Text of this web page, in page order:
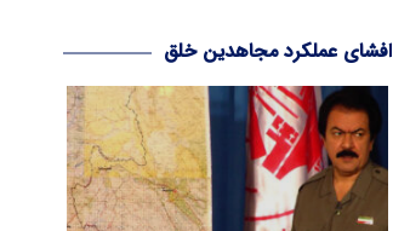
افشای عملکرد مجاهدین خلق